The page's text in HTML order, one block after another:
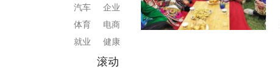
企业
电商
健康
汽车
体育
就业
滚动